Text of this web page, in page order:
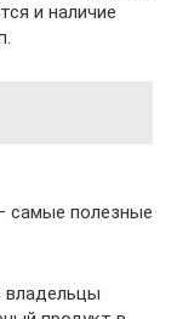
и наличие
самые полезные